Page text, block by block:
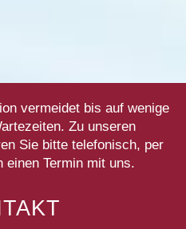
vermeidet bis auf wenige
Zu unseren
Sie bitte telefonisch, per
einen Termin mit uns.